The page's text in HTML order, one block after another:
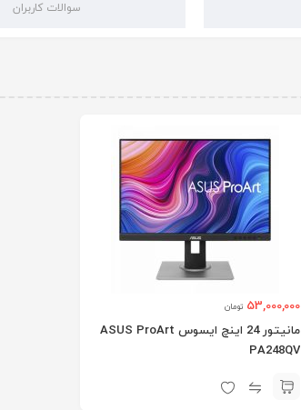
سوالات کاربران
53,000,000 تومان
مانیتور 24 اینچ ایسوس ASUS ProArt
PA248QV